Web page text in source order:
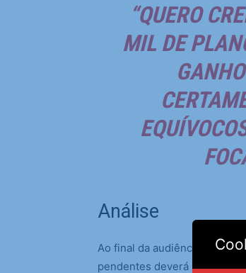
“QUERO
MIL DE
Análise
Ao final da audiência, ficou
pendentes deverá ser